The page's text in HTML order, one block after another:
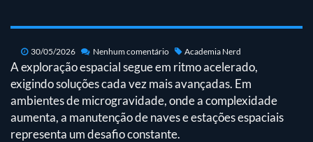
30/05/2026 Nenhum comentário Academia Nerd
A exploração espacial segue em ritmo acelerado,
exigindo soluções cada vez mais avançadas. Em
ambientes de microgravidade, onde a complexidade
aumenta, a manutenção de naves e estações espaciais
representa um desafio constante.